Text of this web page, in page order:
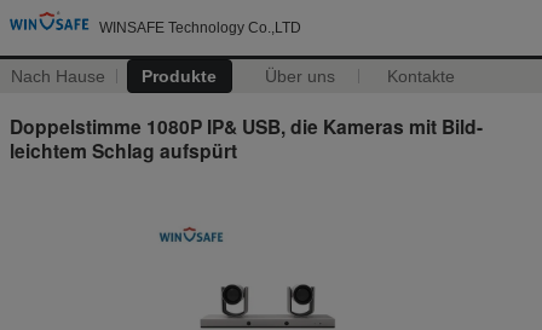
WINSAFE Technology Co.,LTD
Nach Hause Produkte Über uns Kontakte
Doppelstimme 1080P IP& USB, die Kameras mit Bild-
leichtem Schlag aufspürt